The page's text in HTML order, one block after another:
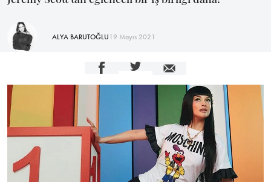
ALYA BARUTOĞLU19 Mayıs 2021